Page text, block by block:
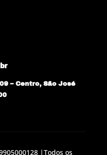
– Centro, São José
|Todos os